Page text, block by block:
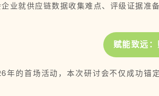
业就供应链数据收集难点、评级证据准
赋能致远
年的首场活动，本次研讨会不仅成功